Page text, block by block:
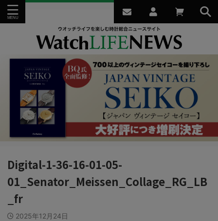
Digital-1-36-16-01-05-
01_Senator_Meissen_Collage_RG_LB
_fr
2025年12月24日